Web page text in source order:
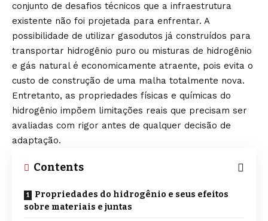
conjunto de desafios técnicos que a infraestrutura
existente não foi projetada para enfrentar. A
possibilidade de utilizar gasodutos já construídos para
transportar hidrogênio puro ou misturas de hidrogênio
e gás natural é economicamente atraente, pois evita o
custo de construção de uma malha totalmente nova.
Entretanto, as propriedades físicas e químicas do
hidrogênio impõem limitações reais que precisam ser
avaliadas com rigor antes de qualquer decisão de
adaptação.
Contents
Propriedades do hidrogênio e seus efeitos
sobre materiais e juntas